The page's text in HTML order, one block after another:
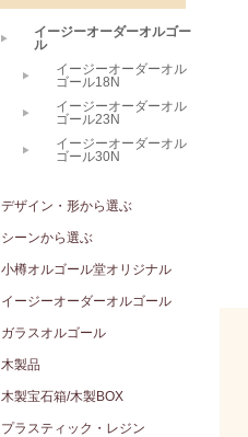
イージーオーダーオルゴー
ル
イージーオーダーオル
ゴール18N
イージーオーダーオル
ゴール23N
イージーオーダーオル
ゴール30N
デザイン・形から選ぶ
シーンから選ぶ
小樽オルゴール堂オリジナル
イージーオーダーオルゴール
ガラスオルゴール
木製品
木製宝石箱/木製BOX
プラスティック・レジン